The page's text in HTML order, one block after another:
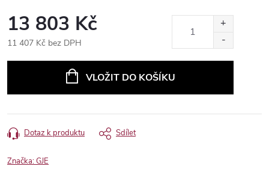
13 803 Kč
11 407 Kč bez DPH
VLOŽIT DO KOŠÍKU
Dotaz k produktu Sdílet
Značka:GJE